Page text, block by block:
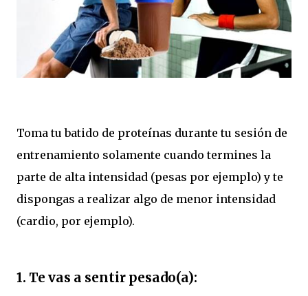
Toma tu batido de proteínas durante tu sesión de
entrenamiento solamente cuando termines la
parte de alta intensidad (pesas por ejemplo) y te
dispongas a realizar algo de menor intensidad
(cardio, por ejemplo).
1. Te vas a sentir pesado(a):